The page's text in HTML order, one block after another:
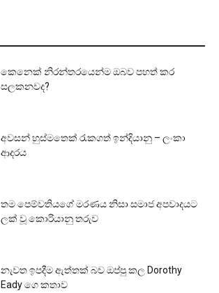
කෙනෙක් නිරන්තරයෙන්ම ඔබව පහත් කර
සලකනවද?
අවසන් හුස්මතෙක් රැකගත් ඉන්දියානු – ලංකා
ආදරය
තම පෙම්වතියගේ මරණය නිසා සමාජ අපවාදයට
ලක් වූ කොරියානු තරුව
නැවත ඉපදීම ඇත්තක් බව ඔප්පු කල Dorothy
Eady ගෙ කතාව